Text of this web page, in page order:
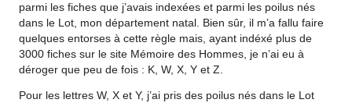
parmi les fiches que j’avais indexées et parmi les poilus nés
dans le Lot, mon département natal. Bien sûr, il m’a fallu faire
quelques entorses à cette règle mais, ayant indéxé plus de
3000 fiches sur le site Mémoire des Hommes, je n’ai eu à
déroger que peu de fois : K, W, X, Y et Z.
Pour les lettres W, X et Y, j’ai pris des poilus nés dans le Lot